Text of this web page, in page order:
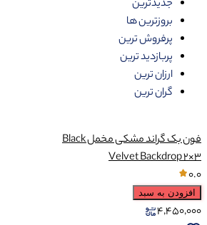
جدیدترین
بروزترین ها
پرفروش ترین
پربازدید ترین
ارزان ترین
گران ترین
فون بک گراند مشکی مخمل Black
Velvet Backdrop 2×3
0.0
افزودن به سبد
4,450,000